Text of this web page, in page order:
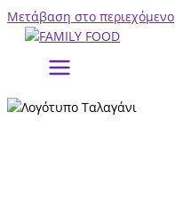
Μετάβαση στο περιεχόμενο